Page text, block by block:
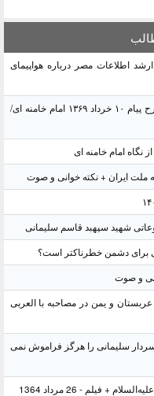
اطلاعات مصر درباره هواپیمای
منشور گفتمان امام و انقلاب - 7 /بخش دوم : شرح پیام ۱۰ خرداد ۱۳۶۹ امام خامنه ای/
نگاه امام خامنه ای
ملت ایران + نکته خوانی و صوت
شهید سپهبد قاسم سلیمانی
برای دشمن خطرناکتر است؟
و صوت
و یمن در مصاحبه با العربی
سلیمانی را هرگز فراموش نمی
+ فیلم - 26 مرداد 1364